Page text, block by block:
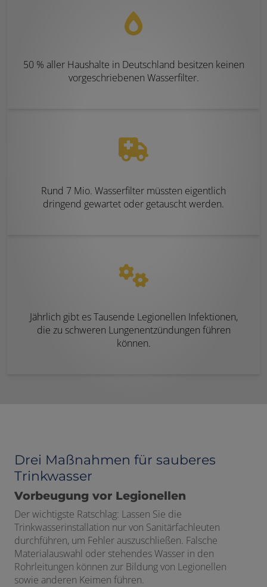
50 % aller Haushalte in Deutschland besitzen keinen
vorgeschriebenen Wasserfilter.
Rund 7 Mio. Wasserfilter müssten eigentlich
dringend gewartet oder getauscht werden.
Jährlich gibt es Tausende Legionellen Infektionen,
die zu schweren Lungenentzündungen führen
können.
Drei Maßnahmen für sauberes
Trinkwasser
Vorbeugung vor Legionellen
Der wichtigste Ratschlag: Lassen Sie die
Trinkwasserinstallation nur von Sanitärfachleuten
durchführen, um Fehler auszuschließen. Falsche
Materialauswahl oder stehendes Wasser in den
Rohrleitungen können zur Bildung von Legionellen
sowie anderen Keimen führen.